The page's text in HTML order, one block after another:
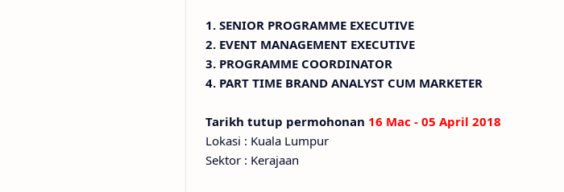
1. SENIOR PROGRAMME EXECUTIVE
2. EVENT MANAGEMENT EXECUTIVE
3. PROGRAMME COORDINATOR
4. PART TIME BRAND ANALYST CUM MARKETER
Tarikh tutup permohonan 16 Mac - 05 April 2018
Lokasi : Kuala Lumpur
Sektor : Kerajaan